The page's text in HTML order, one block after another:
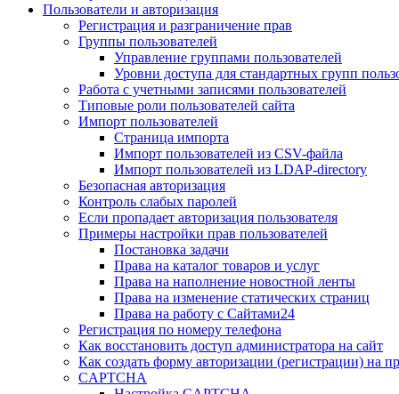
Пользователи и авторизация
Регистрация и разграничение прав
Группы пользователей
Управление группами пользователей
Уровни доступа для стандартных групп
Работа с учетными записями пользователей
Типовые роли пользователей сайта
Импорт пользователей
Страница импорта
Импорт пользователей из CSV-файла
Импорт пользователей из LDAP-directory
Безопасная авторизация
Контроль слабых паролей
Если пропадает авторизация пользователя
Примеры настройки прав пользователей
Постановка задачи
Права на каталог товаров и услуг
Права на наполнение новостной ленты
Права на изменение статических страниц
Права на работу с Сайтами24
Регистрация по номеру телефона
Как восстановить доступ администратора на сайт
Как создать форму авторизации (регистрации) на
CAPTCHA